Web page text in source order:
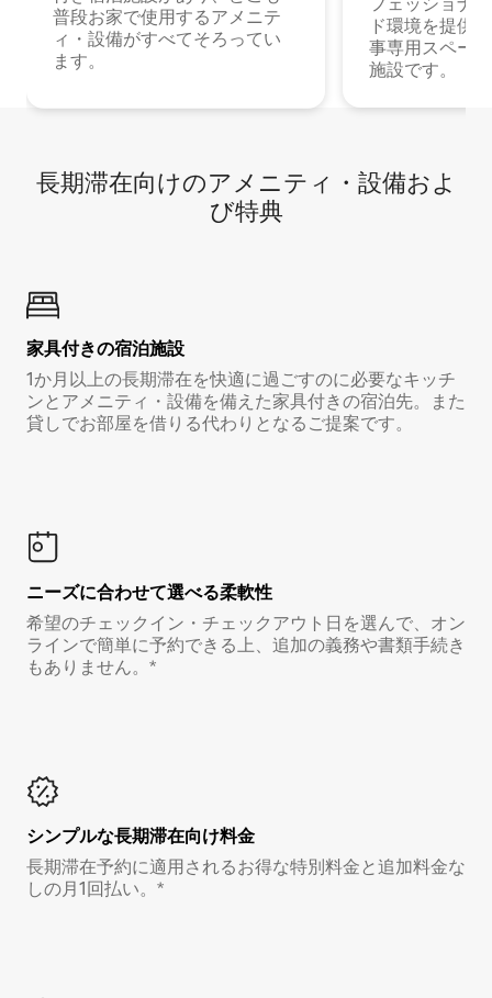
普段お家で使用するアメニテ
ィ・設備がすべてそろってい
ます。
ド環境を提供
事専用スペー
施設です。
長期滞在向け⁠のア⁠メ⁠ニ⁠テ⁠ィ⁠・設⁠備⁠およ
び特⁠典
家具付き⁠の宿⁠泊⁠施⁠設
1か月以上の長期滞在を快適に過ごすのに必要なキッチ
ンとアメニティ・設備を備えた家具付きの宿泊先。また
貸しでお部屋を借りる代わりとなるご提案です。
ニーズに合わせて選べる柔軟性
希望のチェックイン・チェックアウト日を選んで、オン
ラインで簡単に予約できる上、追加の義務や書類手続き
もありません。*
シンプルな長期滞在向け料金
長期滞在予約に適用されるお得な特別料金と追加料金な
しの月1回払い。*